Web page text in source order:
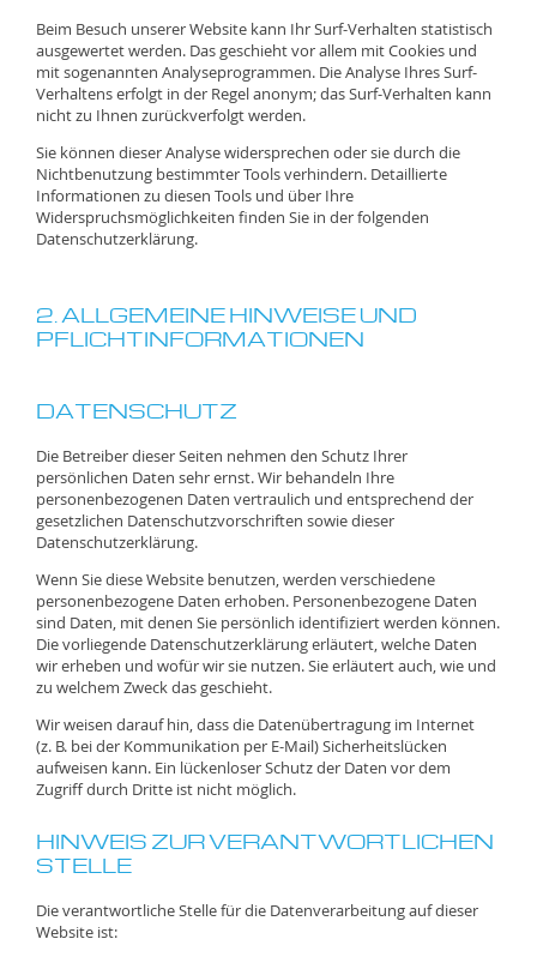
Beim Besuch unserer Website kann Ihr Surf-Verhalten statistisch
ausgewertet werden. Das geschieht vor allem mit Cookies und
mit sogenannten Analyseprogrammen. Die Analyse Ihres Surf-
Verhaltens erfolgt in der Regel anonym; das Surf-Verhalten kann
nicht zu Ihnen zurückverfolgt werden.
Sie können dieser Analyse widersprechen oder sie durch die
Nichtbenutzung bestimmter Tools verhindern. Detaillierte
Informationen zu diesen Tools und über Ihre
Widerspruchsmöglichkeiten finden Sie in der folgenden
Datenschutzerklärung.
2. ALLGEMEINE HINWEISE UND
PFLICHTINFORMATIONEN
DATENSCHUTZ
Die Betreiber dieser Seiten nehmen den Schutz Ihrer
persönlichen Daten sehr ernst. Wir behandeln Ihre
personenbezogenen Daten vertraulich und entsprechend der
gesetzlichen Datenschutzvorschriften sowie dieser
Datenschutzerklärung.
Wenn Sie diese Website benutzen, werden verschiedene
personenbezogene Daten erhoben. Personenbezogene Daten
sind Daten, mit denen Sie persönlich identifiziert werden können.
Die vorliegende Datenschutzerklärung erläutert, welche Daten
wir erheben und wofür wir sie nutzen. Sie erläutert auch, wie und
zu welchem Zweck das geschieht.
Wir weisen darauf hin, dass die Datenübertragung im Internet
(z. B. bei der Kommunikation per E-Mail) Sicherheitslücken
aufweisen kann. Ein lückenloser Schutz der Daten vor dem
Zugriff durch Dritte ist nicht möglich.
HINWEIS ZUR VERANTWORTLICHEN
STELLE
Die verantwortliche Stelle für die Datenverarbeitung auf dieser
Website ist: